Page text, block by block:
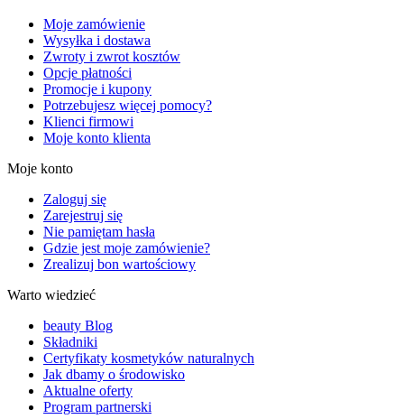
Moje zamówienie
Wysyłka i dostawa
Zwroty i zwrot kosztów
Opcje płatności
Promocje i kupony
Potrzebujesz więcej pomocy?
Klienci firmowi
Moje konto klienta
Moje konto
Zaloguj się
Zarejestruj się
Nie pamiętam hasła
Gdzie jest moje zamówienie?
Zrealizuj bon wartościowy
Warto wiedzieć
beauty Blog
Składniki
Certyfikaty kosmetyków naturalnych
Jak dbamy o środowisko
Aktualne oferty
Program partnerski